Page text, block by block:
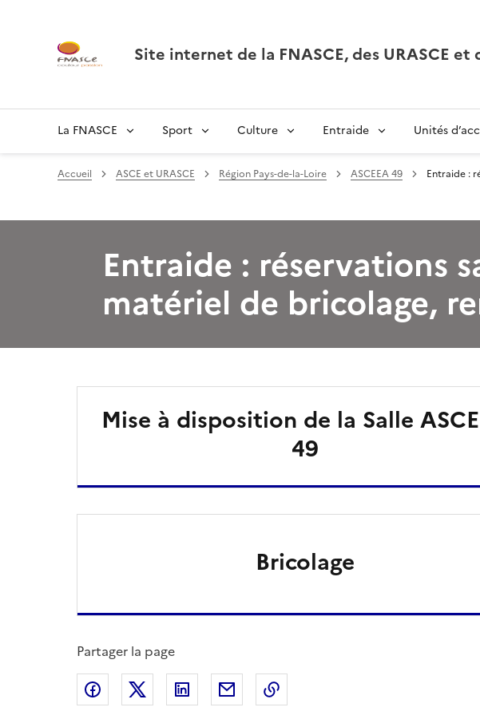
Site internet de la FNASCE, des URASCE et
La FNASCE Sport Culture Entraide Unités
Accueil ASCE et URASCE Région Pays-de-la-Loire ASCEEA 49 Entraide :
Entraide : réservations
matériel de bricolage,
Mise à disposition de la Salle
49
Bricolage
Partager la page
Partager sur Facebook
Partager sur XPartager sur LinkedIn
Partager par email